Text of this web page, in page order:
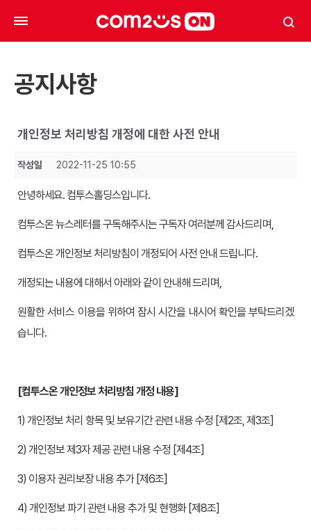
공지사항
개인정보 처리방침 개정에 대한 사전 안내
작성일 2022-11-25 10:55
안녕하세요. 컴투스홀딩스입니다.
컴투스온 뉴스레터를 구독해주시는 구독자 여러분께 감사드리며,
컴투스온 개인정보 처리방침이 개정되어 사전 안내 드립니다.
개정되는 내용에 대해서 아래와 같이 안내해 드리며,
원활한 서비스 이용을 위하여 잠시 시간을 내시어 확인을 부탁드리겠
습니다.
[컴투스온 개인정보 처리방침 개정 내용]
1) 개인정보 처리 항목 및 보유기간 관련 내용 수정 [제2조, 제3조]
2) 개인정보 제3자 제공 관련 내용 수정 [제4조]
3) 이용자 권리보장 내용 추가 [제6조]
4) 개인정보 파기 관련 내용 추가 및 현행화 [제8조]